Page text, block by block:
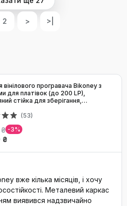
2 > >|
вінілового програвача Bikoney з
для платівок (до 200 LP),
стійка для зберігання,
(53)
-3%
₴
вже кілька місяців, і хочу
Металевий каркас
виявився надзвичайно